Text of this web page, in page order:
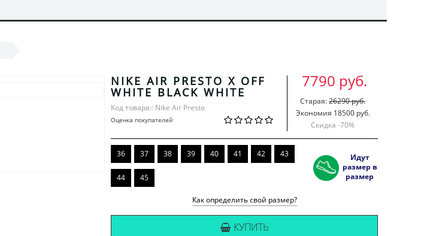
NIKE AIR PRESTO X OFF
WHITE BLACK WHITE
Код товара:: Nike Air Presto
Оценка покупателей
7790 руб.
Старая:26290 руб.
Экономия 18500 руб.
Скидка -70%
36 37 38 39 40 41 42 43
44 45
Идут
размер в
размер
Как определить свой размер?
КУПИТЬ